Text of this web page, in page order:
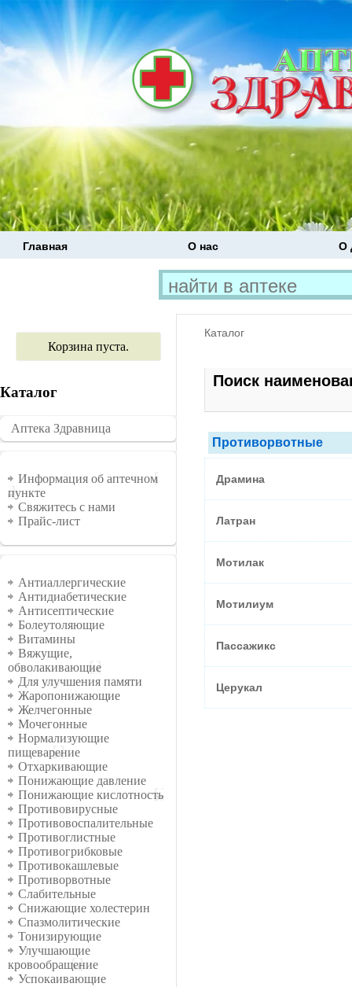
Главная О нас О
Корзина пуста.
Каталог
�������
Аптека Здравница
Информация
Информация об аптечном
пункте
Свяжитесь с нами
Прайс-лист
Группы
Антиаллергические
Антидиабетические
Антисептические
Болеутоляющие
Витамины
Вяжущие,
обволакивающие
Для улучшения памяти
Жаропонижающие
Желчегонные
Мочегонные
Нормализующие
пищеварение
Отхаркивающие
Понижающие давление
Понижающие кислотность
Противовирусные
Противовоспалительные
Противоглистные
Противогрибковые
Противокашлевые
Противорвотные
Слабительные
Снижающие холестерин
Спазмолитические
Тонизирующие
Улучшающие
кровообращение
Успокаивающие
Каталог
Поиск
Противорвотные
Драмина
Латран
Мотилак
Мотилиум
Пассажикс
Церукал